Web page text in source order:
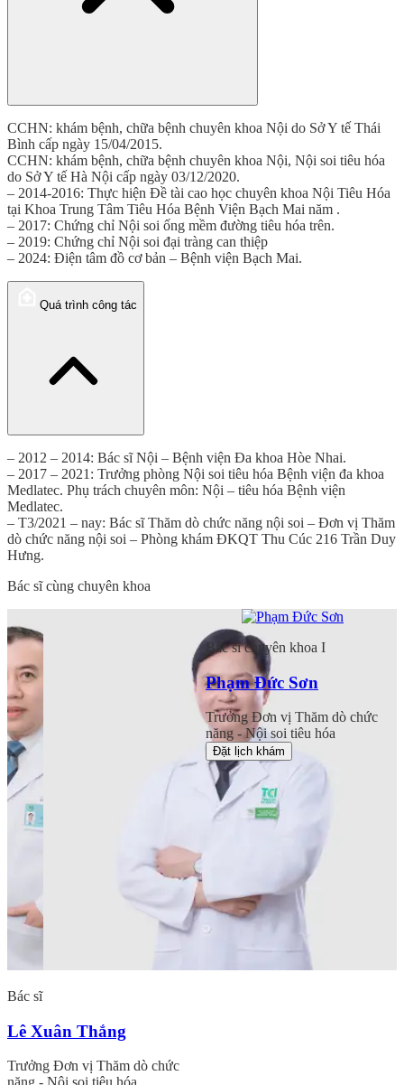
CCHN: khám bệnh, chữa bệnh chuyên khoa Nội do Sở Y tế Thái
Bình cấp ngày 15/04/2015.
CCHN: khám bệnh, chữa bệnh chuyên khoa Nội, Nội soi tiêu hóa
do Sở Y tế Hà Nội cấp ngày 03/12/2020.
– 2014-2016: Thực hiện Đề tài cao học chuyên khoa Nội Tiêu Hóa
tại Khoa Trung Tâm Tiêu Hóa Bệnh Viện Bạch Mai năm .
– 2017: Chứng chỉ Nội soi ống mềm đường tiêu hóa trên.
– 2019: Chứng chỉ Nội soi đại tràng can thiệp
– 2024: Điện tâm đồ cơ bản – Bệnh viện Bạch Mai.
Quá trình công tác
– 2012 – 2014: Bác sĩ Nội – Bệnh viện Đa khoa Hòe Nhai.
– 2017 – 2021: Trưởng phòng Nội soi tiêu hóa Bệnh viện đa khoa
Medlatec. Phụ trách chuyên môn: Nội – tiêu hóa Bệnh viện
Medlatec.
– T3/2021 – nay: Bác sĩ Thăm dò chức năng nội soi – Đơn vị Thăm
dò chức năng nội soi – Phòng khám ĐKQT Thu Cúc 216 Trần Duy
Hưng.
Bác sĩ cùng chuyên khoa
Bác sĩ
Lê Xuân Thắng
Trưởng Đơn vị Thăm dò chức
Bác sĩ chuyên khoa I
Phạm Đức Sơn
Trưởng Đơn vị Thăm dò chức
năng - Nội soi tiêu hóa
Đặt lịch khám